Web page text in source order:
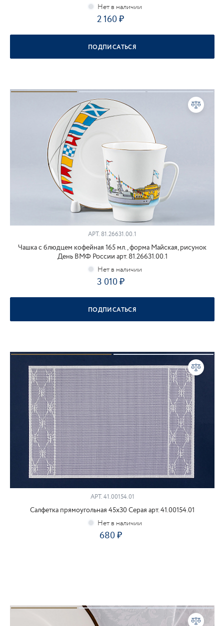
2 160
ПОДПИСАТЬСЯ
АРТ. 81.26631.00.1
Чашка с блюдцем кофейная 165 мл., форма Майская, рисунок
День ВМФ России арт. 81.26631.00.1
3 010
ПОДПИСАТЬСЯ
АРТ.41.00154.01
Салфетка прямоугольная 45х30 Серая арт. 41.00154.01
680